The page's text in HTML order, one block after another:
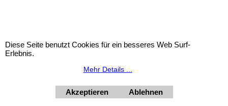
HORNdeko 1010 Wien, Fischerstiege 4-8
Dienstag - Freitag 10 - 18 Uhr, Samstag 9 - 12 Uhr. Montag
geschlossen.
+4369910554131
Diese Seite benutzt Cookies für ein besseres Web Surf-
Erlebnis.
Mehr Details ...
Akzeptieren Ablehnen